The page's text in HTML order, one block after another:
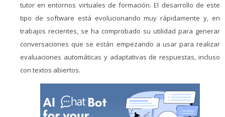
tutor en entornos virtuales de formación. El desarrollo de este
tipo de software está evolucionando muy rápidamente y, en
trabajos recientes, se ha comprobado su utilidad para generar
conversaciones que se están empezando a usar para realizar
evaluaciones automáticas y adaptativas de respuestas, incluso
con textos abiertos.